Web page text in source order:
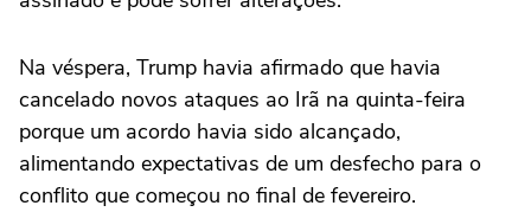
Na véspera, Trump havia afirmado que havia
cancelado novos ataques ao Irã na quinta-feira
porque um acordo havia sido alcançado,
alimentando expectativas de um desfecho para o
conflito que começou no final de fevereiro.